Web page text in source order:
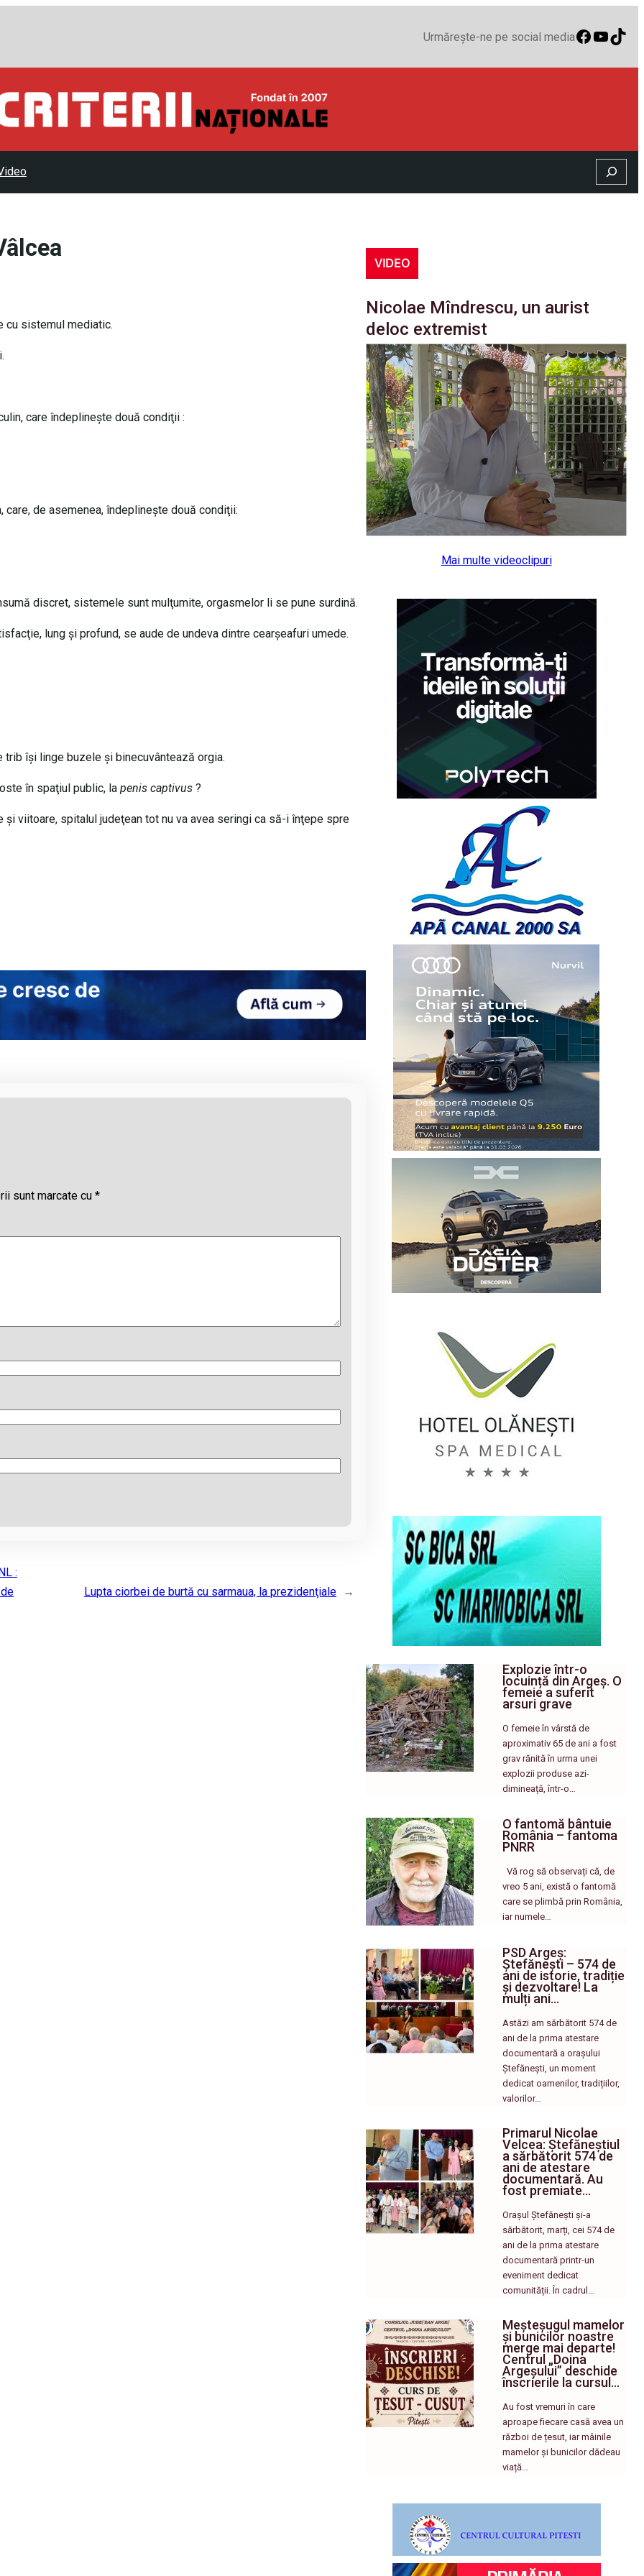
Urmărește-ne pe social media
Search
cu sistemul mediatic.
care îndeplineşte două condiţii :
de asemenea, îndeplineşte două condiţii:
discret, sistemele sunt mulţumite, orgasmelor li se pune surdină.
lung şi profund, se aude de undeva dintre cearşeafuri umede.
îşi linge buzele şi binecuvântează orgia.
în spaţiul public, la penis captivus ?
viitoare, spitalul judeţean tot nu va avea seringi ca să-i înţepe spre
sunt marcate cu *
:
Lupta ciorbei de burtă cu sarmaua, la prezidenţiale →
VIDEO
Nicolae Mîndrescu, un aurist
deloc extremist
Mai multe videoclipuri
Explozie într-o
locuință din Argeș. O
femeie a suferit
arsuri grave
O femeie în vârstă de
aproximativ 65 de ani a fost
grav rănită în urma unei
explozii produse azi-
dimineață, într-o…
O fantomă bântuie
România – fantoma
PNRR
Vă rog să observați că, de
vreo 5 ani, există o fantomă
care se plimbă prin România,
iar numele…
PSD Argeș:
Ștefănești – 574 de
ani de istorie, tradiție
și dezvoltare! La
mulți ani…
Astăzi am sărbătorit 574 de
ani de la prima atestare
documentară a orașului
Ștefănești, un moment
dedicat oamenilor, tradițiilor,
valorilor…
Primarul Nicolae
Velcea: Ștefăneștiul
a sărbătorit 574 de
ani de atestare
documentară. Au
fost premiate…
Orașul Ștefănești și-a
sărbătorit, marți, cei 574 de
ani de la prima atestare
documentară printr-un
eveniment dedicat
comunității. În cadrul…
Meșteșugul mamelor
și bunicilor noastre
merge mai departe!
Centrul „Doina
Argeșului” deschide
înscrierile la cursul…
Au fost vremuri în care
aproape fiecare casă avea un
război de țesut, iar mâinile
mamelor și bunicilor dădeau
viață…